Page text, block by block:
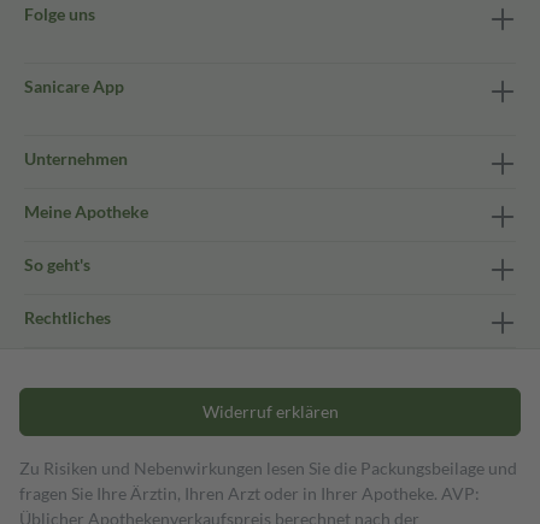
Folge uns
Sanicare App
Unternehmen
Meine Apotheke
So geht's
Rechtliches
Widerruf erklären
Zu Risiken und Nebenwirkungen lesen Sie die Packungsbeilage und
fragen Sie Ihre Ärztin, Ihren Arzt oder in Ihrer Apotheke. AVP:
Üblicher Apothekenverkaufspreis berechnet nach der